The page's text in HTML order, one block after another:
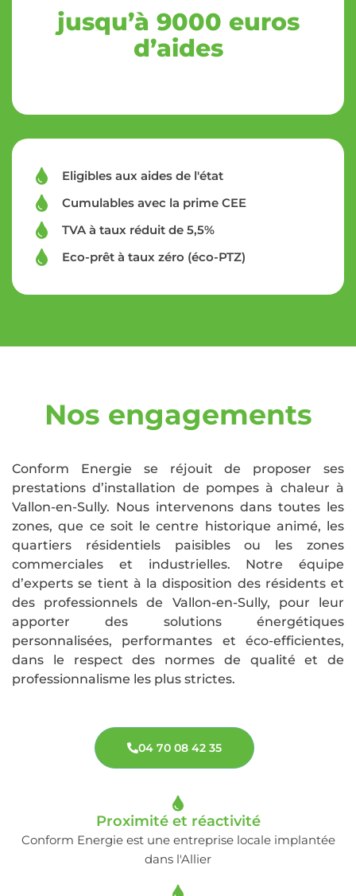
jusqu’à 9000 euros
d’aides
Eligibles aux aides de l'état
Cumulables avec la prime CEE
TVA à taux réduit de 5,5%
Eco-prêt à taux zéro (éco-PTZ)
Nos engagements
Conform Energie se réjouit de proposer ses
prestations d’installation de pompes à chaleur à
Vallon-en-Sully. Nous intervenons dans toutes les
zones, que ce soit le centre historique animé, les
quartiers résidentiels paisibles ou les zones
commerciales et industrielles. Notre équipe
d’experts se tient à la disposition des résidents et
des professionnels de Vallon-en-Sully, pour leur
apporter des solutions énergétiques
personnalisées, performantes et éco-efficientes,
dans le respect des normes de qualité et de
professionnalisme les plus strictes.
04 70 08 42 35
Proximité et réactivité
Conform Energie est une entreprise locale implantée
dans l'Allier